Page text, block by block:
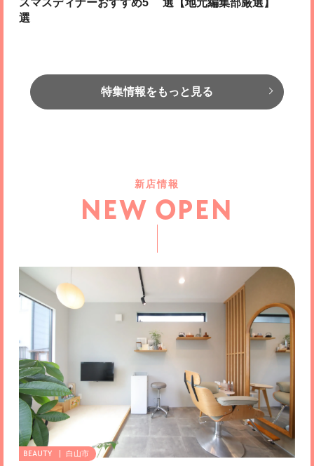
選
特集情報をもっと見る
新店情報
NEW OPEN
白山市